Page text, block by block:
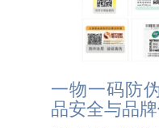
一物一码防
品安全与品